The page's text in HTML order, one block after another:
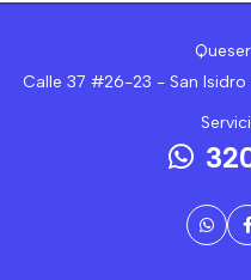
Calle 37 #26-23 - San